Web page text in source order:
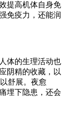
提高机体自身免
免疫力，还能润
体的生理活动也
阴精的收藏，以
舒展。夜愈
埋下隐患，还会